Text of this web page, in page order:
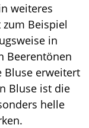
weiteres
Beispiel
in
Beerentönen
Bluse erweitert
Bluse ist die
helle